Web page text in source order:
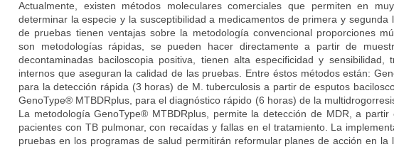
Actualmente, existen métodos moleculares comerciales que permiten en
determinar la especie y la susceptibilidad a medicamentos de primera y segunda
de pruebas tienen ventajas sobre la metodología convencional proporciones
son metodologías rápidas, se pueden hacer directamente a partir de
decontaminadas baciloscopia positiva, tienen alta especificidad y sensibilidad,
internos que aseguran la calidad de las pruebas. Entre éstos métodos están:
para la detección rápida (3 horas) de M. tuberculosis a partir de esputos
GenoType® MTBDRplus, para el diagnóstico rápido (6 horas) de la
La metodología GenoType® MTBDRplus, permite la detección de MDR, a partir
pacientes con TB pulmonar, con recaídas y fallas en el tratamiento. La
pruebas en los programas de salud permitirán reformular planes de acción en la